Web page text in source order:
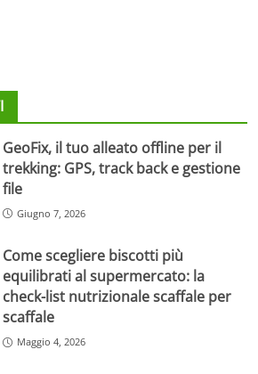
GeoFix, il tuo alleato offline per il
trekking: GPS, track back e gestione
file
Giugno 7, 2026
Come scegliere biscotti più
equilibrati al supermercato: la
check-list nutrizionale scaffale per
scaffale
Maggio 4, 2026